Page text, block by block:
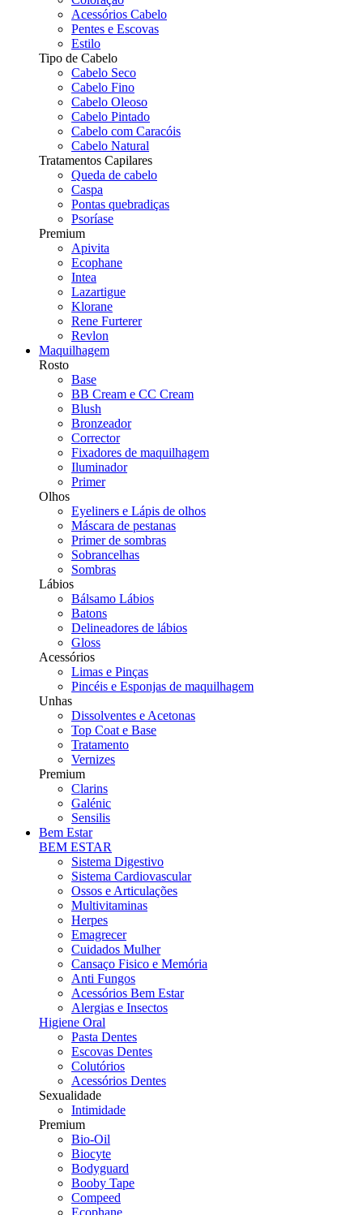
Acessórios Cabelo
Pentes e Escovas
Estilo
Tipo de Cabelo
Cabelo Seco
Cabelo Fino
Cabelo Oleoso
Cabelo Pintado
Cabelo com Caracóis
Cabelo Natural
Tratamentos Capilares
Queda de cabelo
Caspa
Pontas quebradiças
Psoríase
Premium
Apivita
Ecophane
Intea
Lazartigue
Klorane
Rene Furterer
Revlon
Maquilhagem
Rosto
Base
BB Cream e CC Cream
Blush
Bronzeador
Corrector
Fixadores de maquilhagem
Iluminador
Primer
Olhos
Eyeliners e Lápis de olhos
Máscara de pestanas
Primer de sombras
Sobrancelhas
Sombras
Lábios
Bálsamo Lábios
Batons
Delineadores de lábios
Gloss
Acessórios
Limas e Pinças
Pincéis e Esponjas de maquilhagem
Unhas
Dissolventes e Acetonas
Top Coat e Base
Tratamento
Vernizes
Premium
Clarins
Galénic
Sensilis
Bem Estar
BEM ESTAR
Sistema Digestivo
Sistema Cardiovascular
Ossos e Articulações
Multivitaminas
Herpes
Emagrecer
Cuidados Mulher
Cansaço Fisico e Memória
Anti Fungos
Acessórios Bem Estar
Alergias e Insectos
Higiene Oral
Pasta Dentes
Escovas Dentes
Colutórios
Acessórios Dentes
Sexualidade
Intimidade
Premium
Bio-Oil
Biocyte
Bodyguard
Booby Tape
Compeed
Ecophane